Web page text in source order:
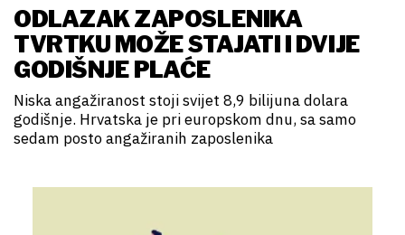
ODLAZAK ZAPOSLENIKA
TVRTKU MOŽE STAJATI I DVIJE
GODIŠNJE PLAĆE
Niska angažiranost stoji svijet 8,9 bilijuna dolara
godišnje. Hrvatska je pri europskom dnu, sa samo
sedam posto angažiranih zaposlenika